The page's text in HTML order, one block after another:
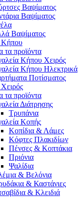
Βαψίματος
Βαψίματος
Βαψίματος
Κήπου
τα προϊόντα
Κήπου Χειρός
Κήπου Ηλεκτρικά
Ποτίσματος
τα προϊόντα
Διάτρησης
Τρυπάνια
Κοπής
Κοπίδια & Λάμες
Κόφτες Πλακιδίων
Πένσες & Κοπτάκια
Πριόνια
Ψαλίδια
& Βελόνια
& Καστάνιες
& Κλειδιά